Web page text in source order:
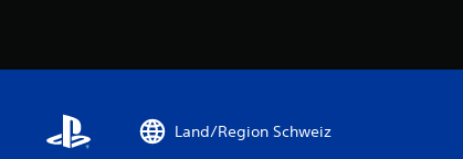
Land/Region Schweiz